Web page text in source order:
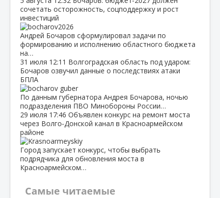
сочетать осторожность, соцподдержку и рост
инвестиций
Андрей Бочаров сформулировал задачи по
формированию и исполнению областного бюджета
на…
31 июля 12:11 Волгоградская область под ударом:
Бочаров озвучил данные о последствиях атаки
БПЛА
По данным губернатора Андрея Бочарова, ночью
подразделения ПВО Минобороны России…
29 июля 17:46 Объявлен конкурс на ремонт моста
через Волго‑Донской канал в Красноармейском
районе
Город запускает конкурс, чтобы выбрать
подрядчика для обновления моста в
Красноармейском…
Самые читаемые